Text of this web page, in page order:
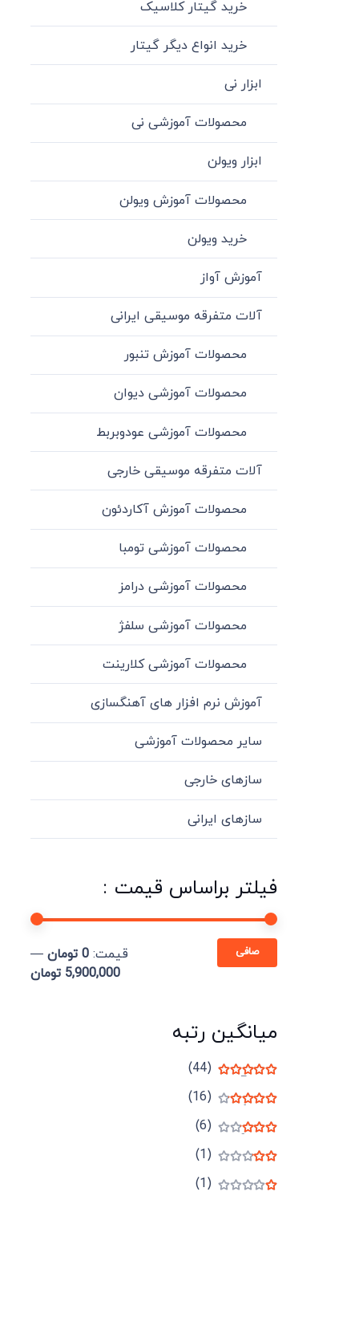
خرید گیتار کلاسیک
خرید انواع دیگر گیتار
ابزار نی
محصولات آموزشی نی
ابزار ویولن
محصولات آموزش ویولن
خرید ویولن
آموزش آواز
آلات متفرقه موسیقی ایرانی
محصولات آموزش تنبور
محصولات آموزشی دیوان
محصولات آموزشی عودوبربط
آلات متفرقه موسیقی خارجی
محصولات آموزش آکاردئون
محصولات آموزشی تومبا
محصولات آموزشی درامز
محصولات آموزشی سلفژ
محصولات آموزشی کلارینت
آموزش نرم افزار های آهنگسازی
سایر محصولات آموزشی
سازهای خارجی
سازهای ایرانی
فیلتر براساس قیمت :
صافی قيمت: 0 تومان
—
5,900,000 تومان
میانگین رتبه
5
(44)
4
(16)
3
(6)
(1)
(1)